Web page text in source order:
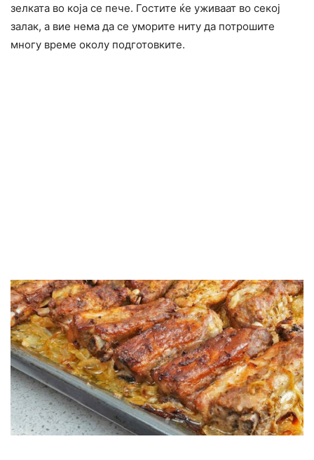
зелката во која се пече. Гостите ќе уживаат во секој
залак, а вие нема да се уморите ниту да потрошите
многу време околу подготовките.